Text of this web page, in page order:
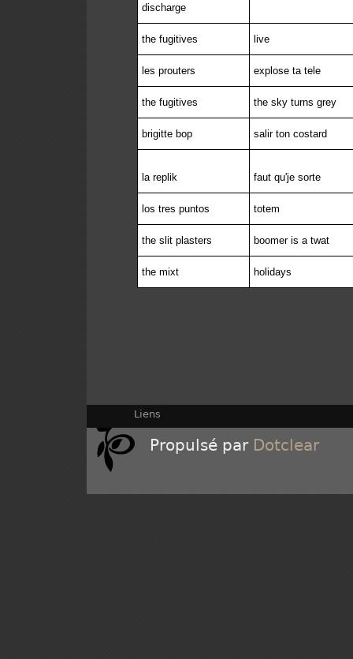
discharge
the fugitives live
les prouters explose ta tele
the fugitives the sky turns grey
brigitte bop salir ton costard
la replik faut qu'je sorte
los tres puntos totem
the slit plasters boomer is a twat
the mixt holidays
Liens
Propulsé par Dotclear